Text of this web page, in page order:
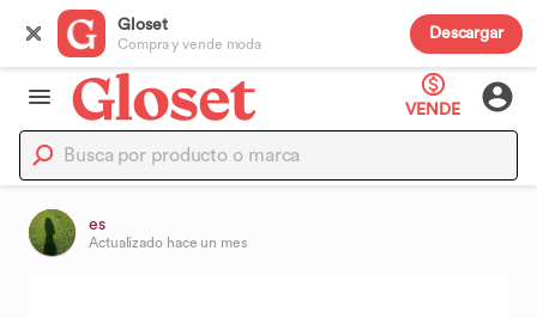
Gloset
Compra y vende moda
Descargar
VENDE
es
Actualizado hace un mes